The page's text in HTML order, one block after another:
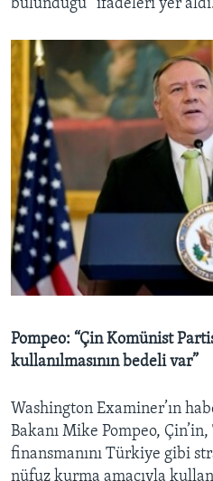
bulunduğu” ifadeleri yer
Pompeo: “Çin Komünist
kullanılmasının bedeli var”
Washington Examiner’ın
Bakanı Mike Pompeo,
finansmanını Türkiye gibi
nüfuz kurma amacıyla